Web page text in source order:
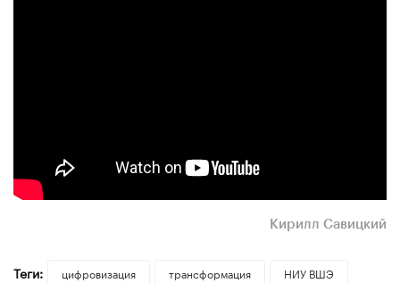
Кирилл Савицкий
Теги: цифровизация трансформация
НИУ ВШЭ